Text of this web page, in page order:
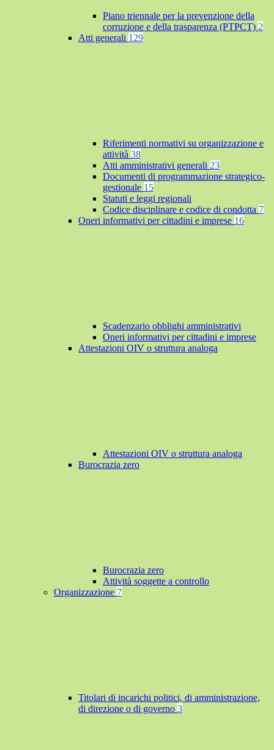
Piano triennale per la prevenzione della
corruzione e della trasparenza (PTPCT) 2
Atti generali 129
Riferimenti normativi su organizzazione e
attività 38
Atti amministrativi generali 23
Documenti di programmazione strategico-
gestionale 15
Statuti e leggi regionali
Codice disciplinare e codice di condotta 7
Oneri informativi per cittadini e imprese 16
Scadenzario obblighi amministrativi
Oneri informativi per cittadini e imprese
Attestazioni OIV o struttura analoga
Attestazioni OIV o struttura analoga
Burocrazia zero
Burocrazia zero
Attività soggette a controllo
Organizzazione 7
Titolari di incarichi politici, di amministrazione,
di direzione o di governo 3